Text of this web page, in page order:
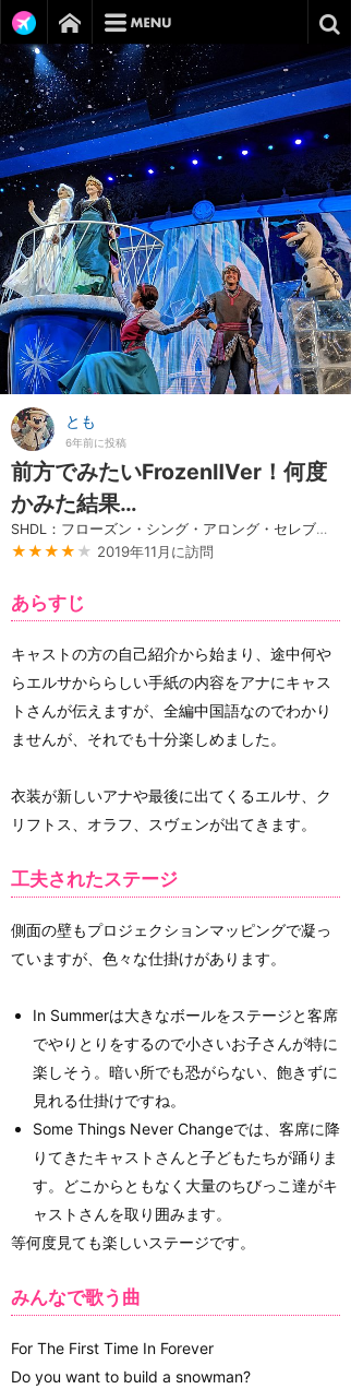
とも
6年前に投稿
前方でみたいFrozenⅡVer！何度
かみた結果…
SHDL：フローズン・シング・アロング・セレブレーション
★★★★ ★ 2019年11月に訪問
あらすじ
キャストの方の自己紹介から始まり、途中何や
らエルサかららしい手紙の内容をアナにキャス
トさんが伝えますが、全編中国語なのでわかり
ませんが、それでも十分楽しめました。
衣装が新しいアナや最後に出てくるエルサ、ク
リフトス、オラフ、スヴェンが出てきます。
工夫されたステージ
側面の壁もプロジェクションマッピングで凝っ
ていますが、色々な仕掛けがあります。
In Summerは大きなボールをステージと客席
でやりとりをするので小さいお子さんが特に
楽しそう。暗い所でも恐がらない、飽きずに
見れる仕掛けですね。
Some Things Never Changeでは、客席に降
りてきたキャストさんと子どもたちが踊りま
す。どこからともなく大量のちびっこ達がキ
ャストさんを取り囲みます。
等何度見ても楽しいステージです。
みんなで歌う曲
For The First Time In Forever
Do you want to build a snowman?